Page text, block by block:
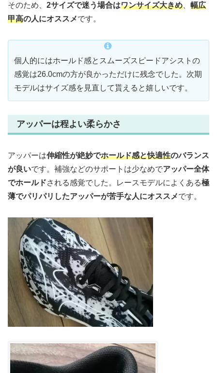
そのため、 2サイズで迷う場合はワンサイズ大きめ
幅広
甲高の人にオススメです。
個人的にはホールド感とスムーズスピードアシストの
感覚は26.0cmの方が良かっただけに残念でした。次期
モデルはサイズ感を見直して貰えると嬉しいです。
アッパーは程よい柔らかさ
アッパーは伸縮性が絶妙でホールド感と快適性のバランス
が良いです。補強などのサポートは少なめでアッパー全体
でホールドされる感覚でした。レースモデルによくある極
薄でパリパリしたアッパーが苦手な人にオススメです。